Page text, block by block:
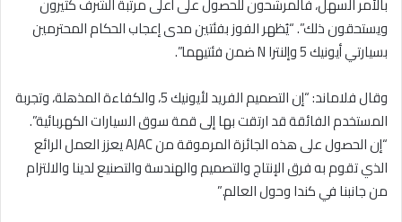
ويستحقون ذلك”. “يُظهر الفوز بفئتين مدى إعجاب الحكام المحترمين
بسيارتي أيونيك 5 وإلنترا N ضمن فئتيهما”.
وقال فلاماند: “إن التصميم الفريد لأيونيك 5، والكفاءة المذهلة، وتجربة
المستخدم الفائقة قد ارتقت بها إلى قمة سوق السيارات الكهربائية”.
“إن الحصول على هذه الجائزة المرموقة من AJAC يعزز العمل الرائع
الذي تقوم به فرق الإنتاج والتصميم والهندسة والتصنيع لدينا والالتزام
من جانبنا في كندا وحول العالم.”